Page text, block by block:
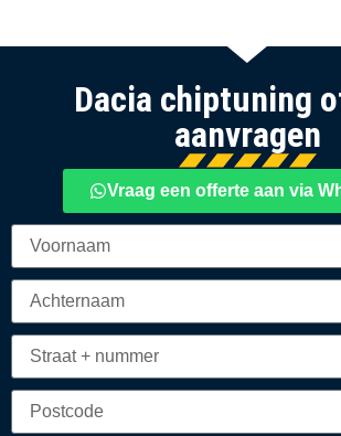
Dacia chiptuning
aanvragen
Vraag een offerte aan via